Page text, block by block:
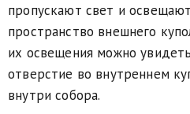
пропускают свет и
пространство внешнего
их освещения можно
отверстие во внутреннем
внутри собора.